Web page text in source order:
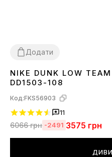
Додати
3637 383940 4142 43 4445
NIKE DUNK LOW
DD1503-108
Код:FKS56903
11
6066грн -2491 3575 грн